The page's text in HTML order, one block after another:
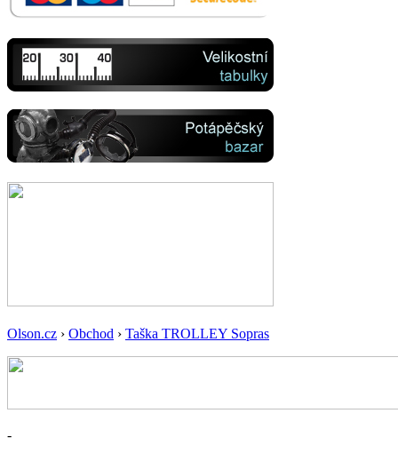
Olson.cz › Obchod › Taška TROLLEY Sopras
-